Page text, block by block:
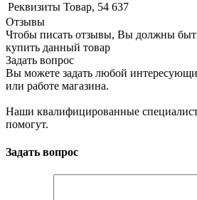
Реквизиты Товар, 54 637
Отзывы
Чтобы писать отзывы, Вы должны
купить данный товар
Задать вопрос
Вы можете задать любой
или работе магазина.
Наши квалифицированные
помогут.
Задать вопрос